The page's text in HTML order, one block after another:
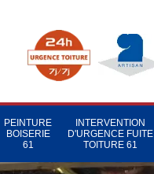
PEINTURE
BOISERIE
61
INTERVENTION
D'URGENCE FUITE
TOITURE 61